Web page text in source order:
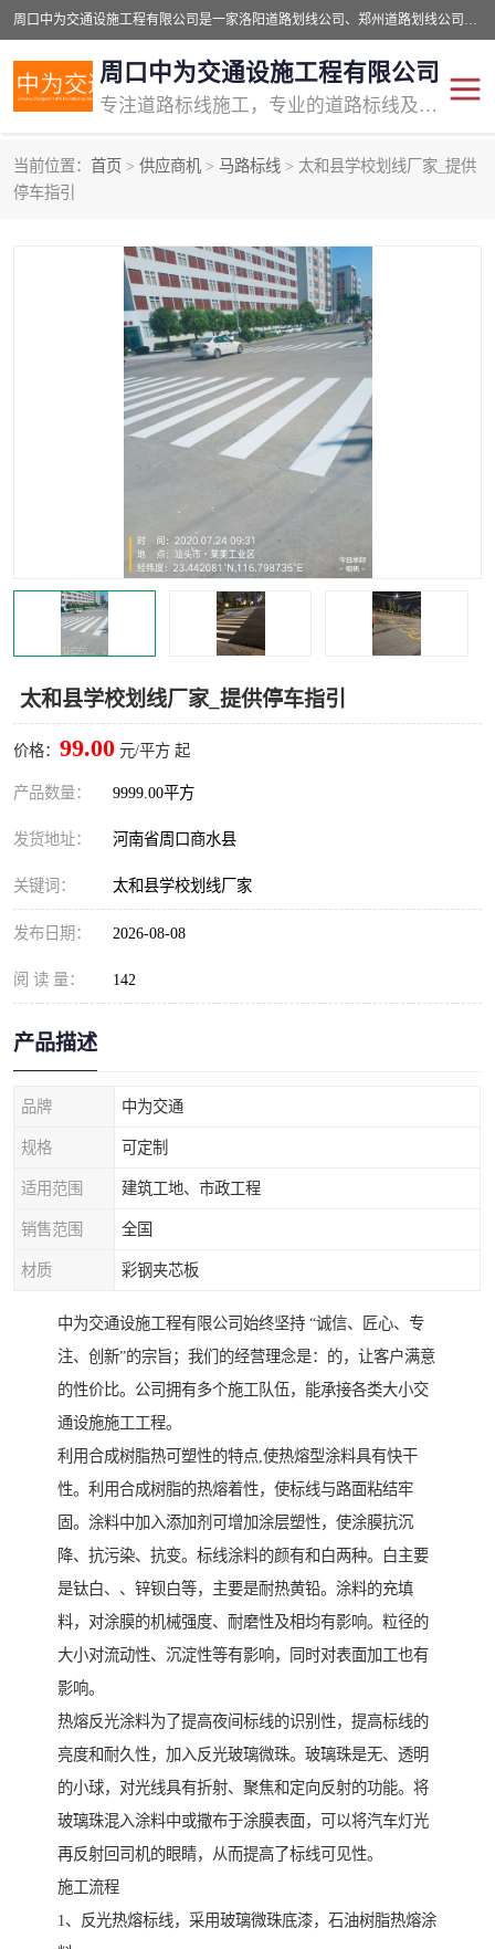
周口中为交通设施工程有限公司是一家洛阳道路划线公司、郑州道路划线公司、平顶山道路车位划线公司、开封车位划线公司、许昌道路车位划线公司、漯河道路车位划线公司，公司始终坚持“诚信、匠心、专注”的宗旨；我们的经营理念是：的服务。
周口中为交通设施工程有限公司
专注道路标线施工，专业的道路标线及交通设施施工服务商!
当前位置： 首页 > 供应商机 > 马路标线 > 太和县学校划线厂家_提供
停车指引
太和县学校划线厂家_提供停车指引
价格： 99.00 元/平方 起
产品数量： 9999.00平方
发货地址： 河南省周口商水县
关键词： 太和县学校划线厂家
发布日期： 2026-08-08
阅 读 量： 142
产品描述
品牌 中为交通
规格 可定制
适用范围 建筑工地、市政工程
销售范围 全国
材质 彩钢夹芯板
中为交通设施工程有限公司始终坚持 “诚信、匠心、专
注、创新”的宗旨；我们的经营理念是：的，让客户满意
的性价比。公司拥有多个施工队伍，能承接各类大小交
通设施施工工程。
利用合成树脂热可塑性的特点,使热熔型涂料具有快干
性。利用合成树脂的热熔着性，使标线与路面粘结牢
固。涂料中加入添加剂可增加涂层塑性，使涂膜抗沉
降、抗污染、抗变。标线涂料的颜有和白两种。白主要
是钛白、、锌钡白等，主要是耐热黄铅。涂料的充填
料，对涂膜的机械强度、耐磨性及相均有影响。粒径的
大小对流动性、沉淀性等有影响，同时对表面加工也有
影响。
热熔反光涂料为了提高夜间标线的识别性，提高标线的
亮度和耐久性，加入反光玻璃微珠。玻璃珠是无、透明
的小球，对光线具有折射、聚焦和定向反射的功能。将
玻璃珠混入涂料中或撒布于涂膜表面，可以将汽车灯光
再反射回司机的眼睛，从而提高了标线可见性。
施工流程
1、反光热熔标线，采用玻璃微珠底漆，石油树脂热熔涂
交通道路标线
道路标线划线 马路标线
道路划线